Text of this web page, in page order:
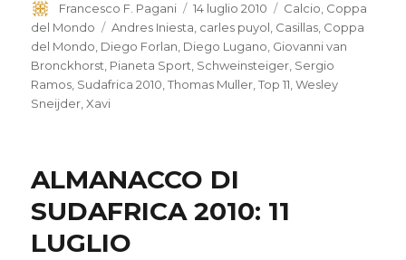
Autore
Francesco F. Pagani
Pubblicato
14 luglio 2010 Categorie
Calcio Coppa
del Mondo
Tag
Andres Iniesta carles puyol Casillas Coppa
del Mondo Diego Forlan Diego Lugano Giovanni van
Bronckhorst Pianeta Sport Schweinsteiger Sergio
Ramos Sudafrica 2010 ,Thomas Muller ,Top 11 ,Wesley
Sneijder ,Xavi
ALMANACCO DI
SUDAFRICA 2010: 11
LUGLIO